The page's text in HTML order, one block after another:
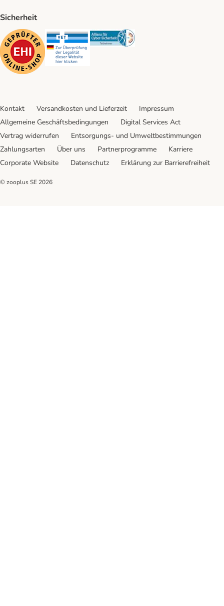
Sicherheit
Security Security Security
Kontakt Versandkosten und Lieferzeit
Impressum
Allgemeine Geschäftsbedingungen
Digital Services Act
Vertrag widerrufen
Entsorgungs- und Umweltbestimmungen
Zahlungsarten
Über uns Partnerprogramme
Karriere
Corporate Website
Datenschutz Erklärung zur Barrierefreiheit
© zooplus SE 2026